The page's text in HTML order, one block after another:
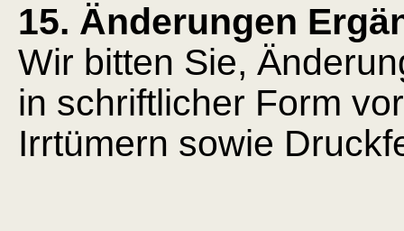
15. Änderungen
Wir bitten Sie,
in schriftlicher Form
Irrtümern sowie